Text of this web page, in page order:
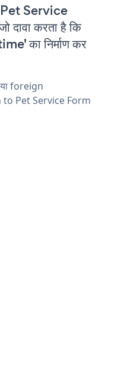
Service
करता है कि
का निर्माण कर
foreign
to Pet Service Form